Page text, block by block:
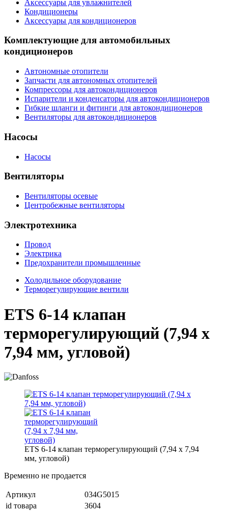
Аксессуары для увлажнителей
Кондиционеры
Аксессуары для кондиционеров
Комплектующие для автомобильных
кондиционеров
Автономные отопители
Запчасти для автономных отопителей
Компрессоры для автокондиционеров
Испарители и конденсаторы для автокондиционеров
Гибкие шланги и фитинги для автокондиционеров
Вентиляторы для автокондиционеров
Насосы
Насосы
Вентиляторы
Вентиляторы осевые
Центробежные вентиляторы
Электротехника
Провод
Электрика
Предохранители промышленные
Холодильное оборудование
Терморегулирующие вентили
ETS 6-14 клапан
терморегулирующий (7,94 x
7,94 мм, угловой)
ETS 6-14 клапан терморегулирующий (7,94 x 7,94
мм, угловой)
Временно не продается
Артикул
034G5015
id товара
3604